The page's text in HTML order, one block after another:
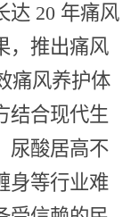
达 20 年痛风
，推出痛风
痛风养护体
结合现代生
尿酸居高不
身等行业难